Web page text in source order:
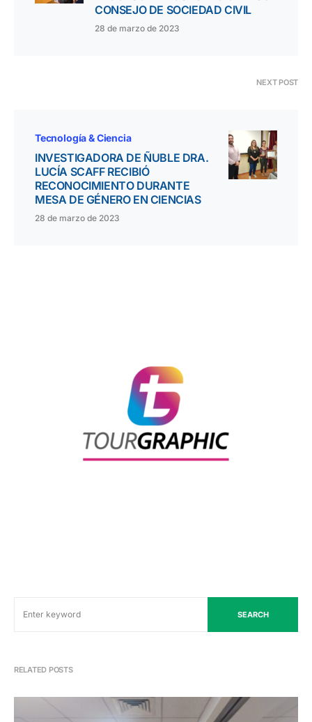
CONSEJO DE SOCIEDAD CIVIL
28 de marzo de 2023
NEXT POST
Tecnología & Ciencia
INVESTIGADORA DE ÑUBLE DRA.
LUCÍA SCAFF RECIBIÓ
RECONOCIMIENTO DURANTE
MESA DE GÉNERO EN CIENCIAS
28 de marzo de 2023
SEARCH
RELATED POSTS